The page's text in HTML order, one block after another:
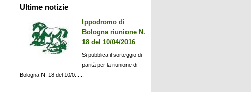
Ultime notizie
Ippodromo di
Bologna riunione N.
18 del 10/04/2016
Si pubblica il sorteggio di
parità per la riunione di
Bologna N. 18 del 10/0......